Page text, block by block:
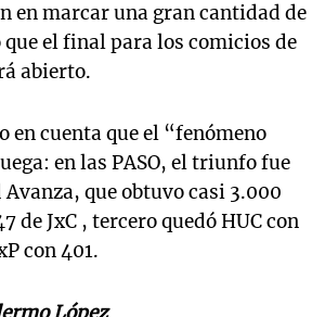
en marcar una gran cantidad de
el final para los comicios de
abierto.
en cuenta que el “fenómeno
en las PASO, el triunfo fue
que obtuvo casi 3.000
de JxC , tercero quedó HUC con
con 401.